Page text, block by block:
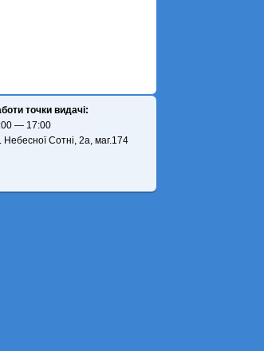
точки видачі:
— 17:00
Сотні, 2а, маг.174